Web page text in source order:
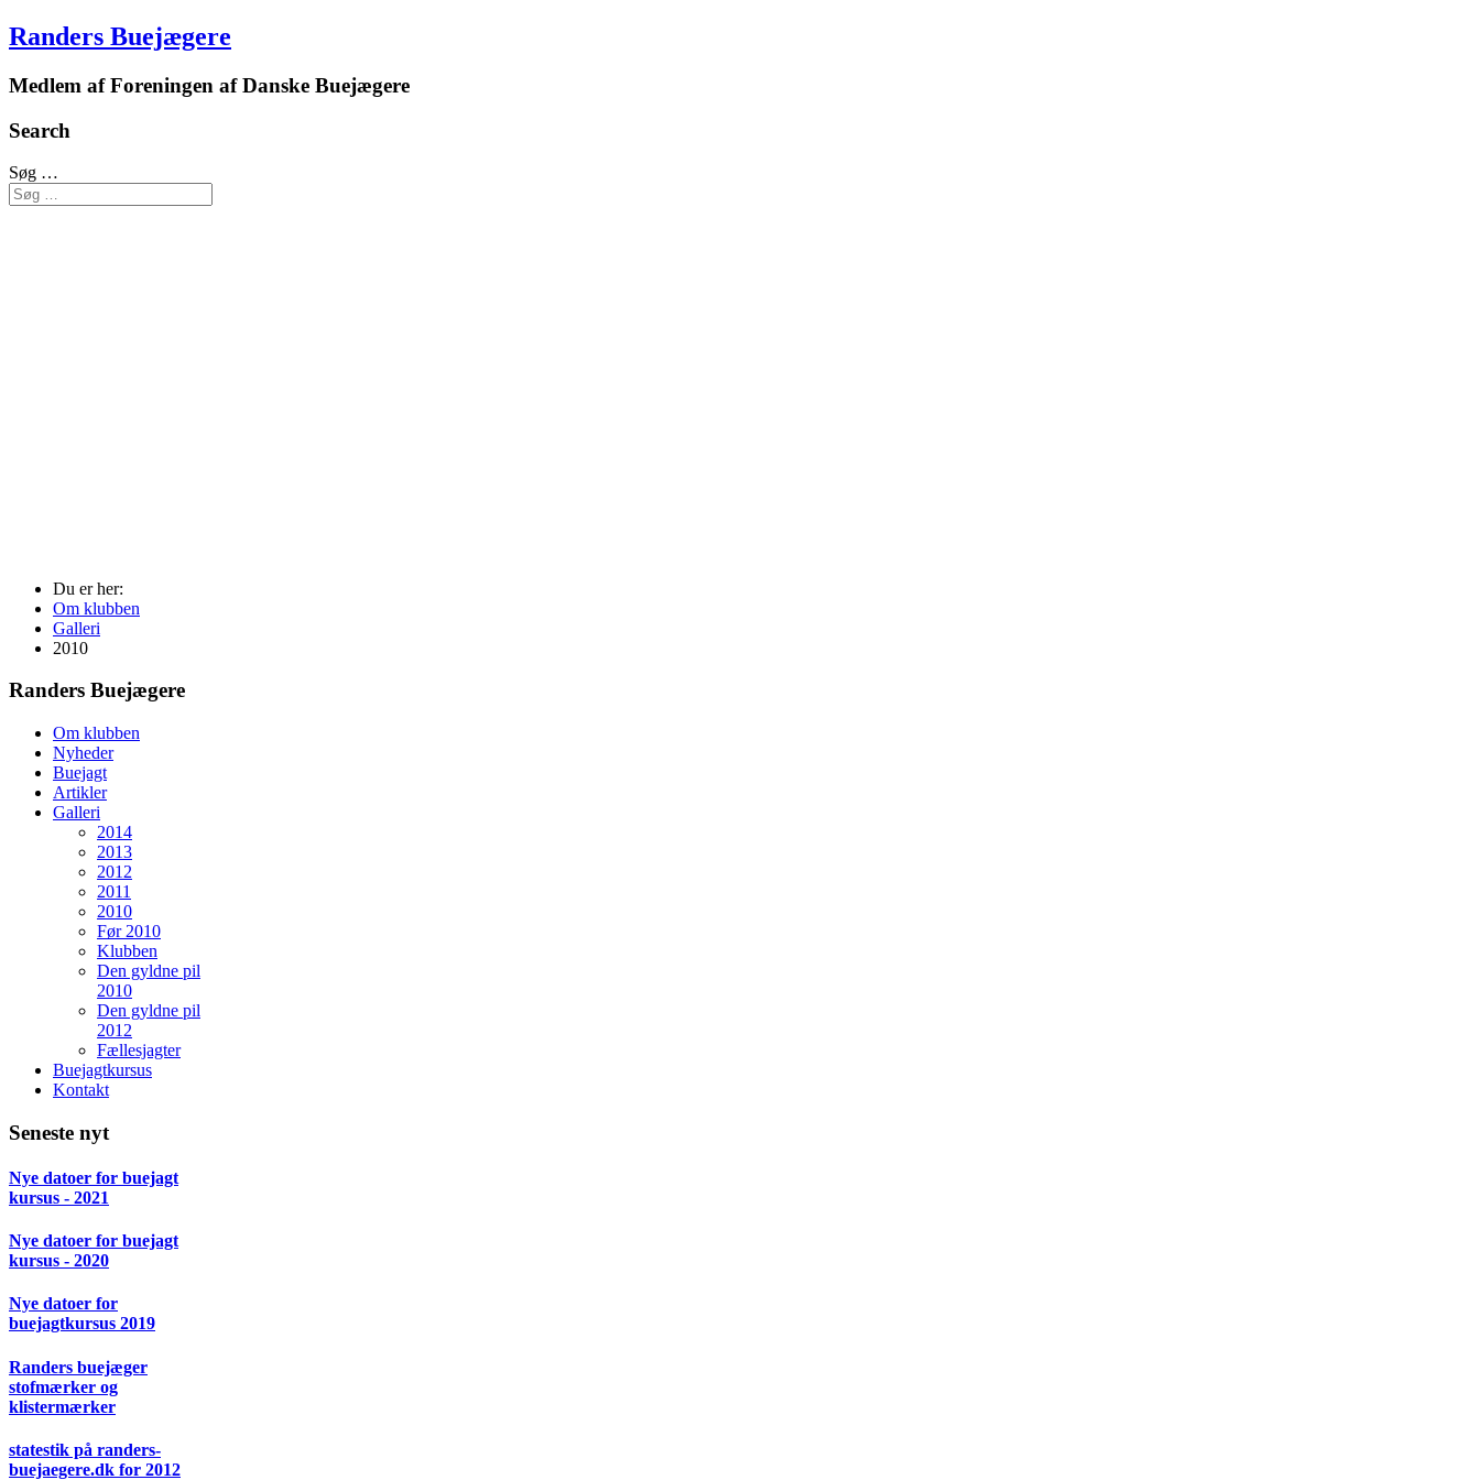
Randers Buejægere
Medlem af Foreningen af Danske Buejægere
Search
Søg …
Du er her:
Om klubben
Galleri
2010
Randers Buejægere
Om klubben
Nyheder
Buejagt
Artikler
Galleri
2014
2013
2012
2011
2010
Før 2010
Klubben
Den gyldne pil
2010
Den gyldne pil
2012
Fællesjagter
Buejagtkursus
Kontakt
Seneste nyt
Nye datoer for buejagt
kursus - 2021
Nye datoer for buejagt
kursus - 2020
Nye datoer for
buejagtkursus 2019
Randers buejæger
stofmærker og
klistermærker
statestik på randers-
buejaegere.dk for 2012